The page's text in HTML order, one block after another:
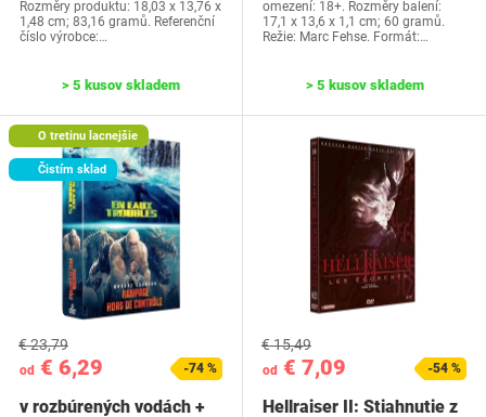
Rozměry produktu: 18,03 x 13,76 x
1,48 cm; 83,16 gramů. Referenční
číslo výrobce:…
> 5 kusov skladem
omezení: 18+. Rozměry balení:
17,1 x 13,6 x 1,1 cm; 60 gramů.
Režie: Marc Fehse. Formát:…
> 5 kusov skladem
O tretinu lacnejšie
Čistím sklad
od € 6,29
€ 23,79
-74 %
v rozbúrených vodách +
od € 7,09
€ 15,49
-54 %
Hellraiser II: Stiahnutie z